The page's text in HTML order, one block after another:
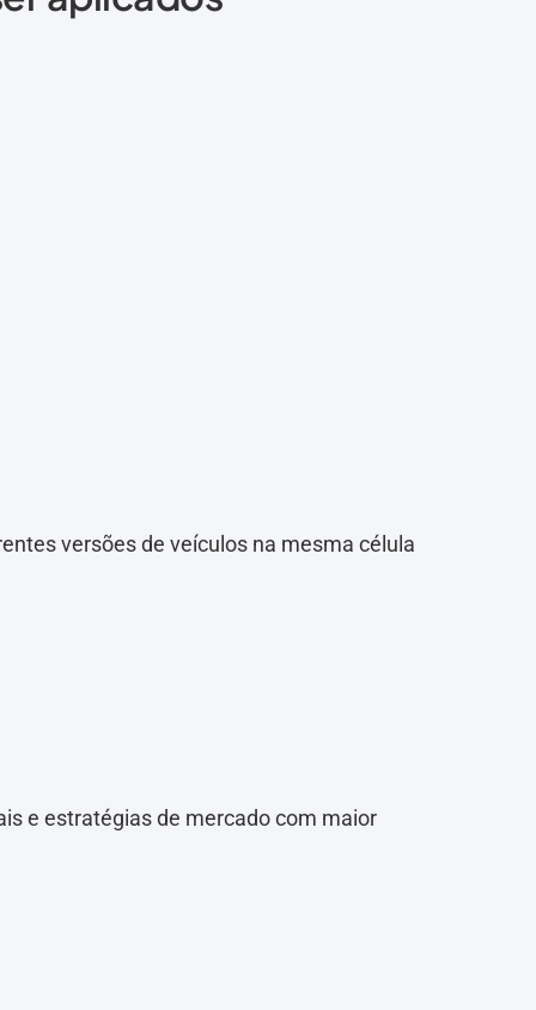
versões de veículos na mesma célula
e estratégias de mercado com maior